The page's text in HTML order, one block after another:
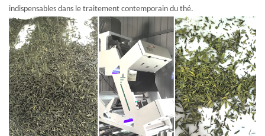
indispensables dans le traitement contemporain du thé.